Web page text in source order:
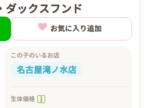
ダックスフンド
お気に入り追加
この子のいるお店
名古屋滝ノ水店
生体価格